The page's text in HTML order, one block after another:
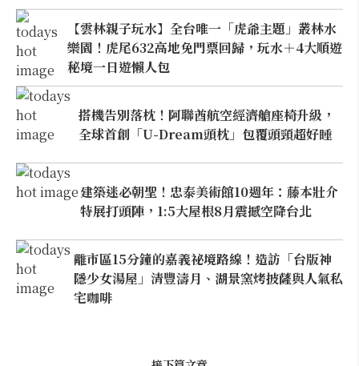
【雲林親子玩水】全台唯一「虎爺主題」叢林水
樂園！虎尾632高地免門票回歸，玩水＋4大順遊
秘境一日遊懶人包
搭機告別落枕！阿聯酋航空經濟艙座椅升級，
全球首創「U-Dream頭枕」包覆頭頸超好睡
建築迷必朝聖！忠泰美術館10週年：藤本壯介
特展打頭陣，1:5大屋根8月震撼空降台北
離市區15分鐘的嘉義祕境路線！造訪「台版神
隱少女湯屋」清豐濤月、湖景窯烤披薩與人氣私
宅咖啡